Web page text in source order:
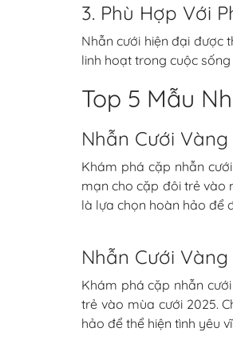
3. Phù Hợp Với
Nhẫn cưới hiện đại được
linh hoạt trong cuộc sống
Top 5 Mẫu
Nhẫn Cưới Vàng
Khám phá cặp nhẫn
mạn cho cặp đôi trẻ vào
là lựa chọn hoàn hảo để
Nhẫn Cưới Vàng
Khám phá cặp nhẫn
trẻ vào mùa cưới 2025.
hảo để thể hiện tình yêu